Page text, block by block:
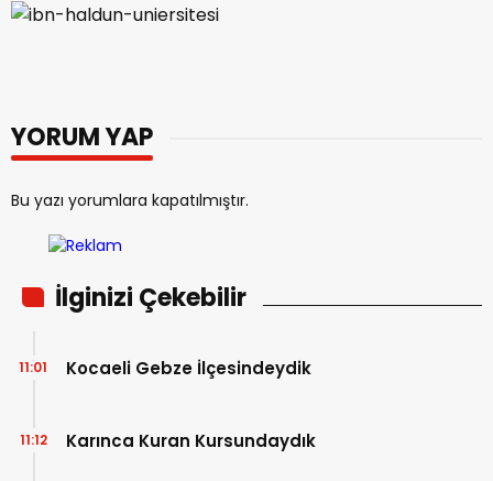
YORUM YAP
Bu yazı yorumlara kapatılmıştır.
İlginizi Çekebilir
Kocaeli Gebze İlçesindeydik
11:01
Karınca Kuran Kursundaydık
11:12